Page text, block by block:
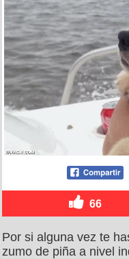
66
Por si alguna vez te
zumo de piña a nivel